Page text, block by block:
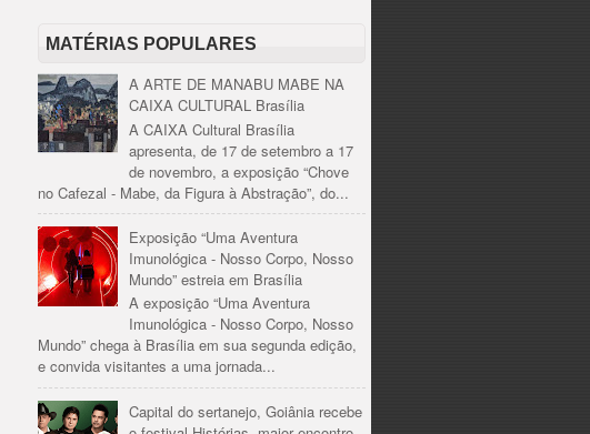
MATÉRIAS POPULARES
A ARTE DE MANABU MABE NA
CAIXA CULTURAL Brasília
A CAIXA Cultural Brasília
apresenta, de 17 de setembro a 17
de novembro, a exposição “Chove
no Cafezal - Mabe, da Figura à Abstração”, do...
Exposição “Uma Aventura
Imunológica - Nosso Corpo, Nosso
Mundo” estreia em Brasília
A exposição “Uma Aventura
Imunológica - Nosso Corpo, Nosso
Mundo” chega à Brasília em sua segunda edição,
e convida visitantes a uma jornada...
Capital do sertanejo, Goiânia recebe